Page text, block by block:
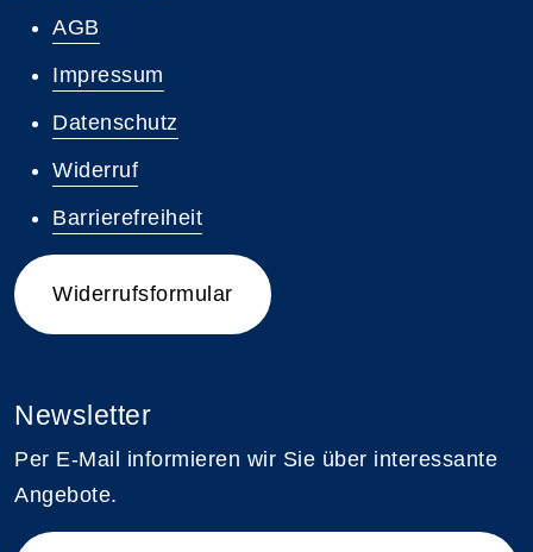
AGB
Impressum
Datenschutz
Widerruf
Barrierefreiheit
Widerrufsformular
Newsletter
Per E-Mail informieren wir Sie über interessante
Angebote.